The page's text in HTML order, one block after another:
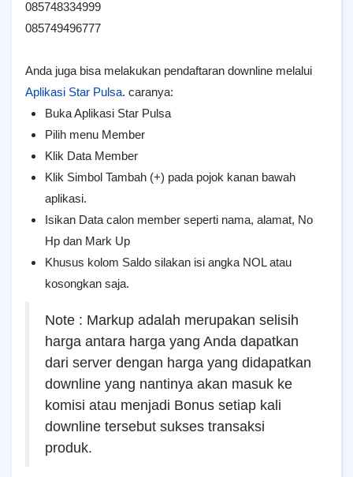
085748334999
085749496777
Anda juga bisa melakukan pendaftaran downline melalui
Aplikasi Star Pulsa. caranya:
Buka Aplikasi Star Pulsa
Pilih menu Member
Klik Data Member
Klik Simbol Tambah (+) pada pojok kanan bawah
aplikasi.
Isikan Data calon member seperti nama, alamat, No
Hp dan Mark Up
Khusus kolom Saldo silakan isi angka NOL atau
kosongkan saja.
Note : Markup adalah merupakan selisih
harga antara harga yang Anda dapatkan
dari server dengan harga yang didapatkan
downline yang nantinya akan masuk ke
komisi atau menjadi Bonus setiap kali
downline tersebut sukses transaksi
produk.